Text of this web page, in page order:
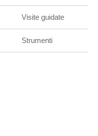
Visite guidate
Strumenti